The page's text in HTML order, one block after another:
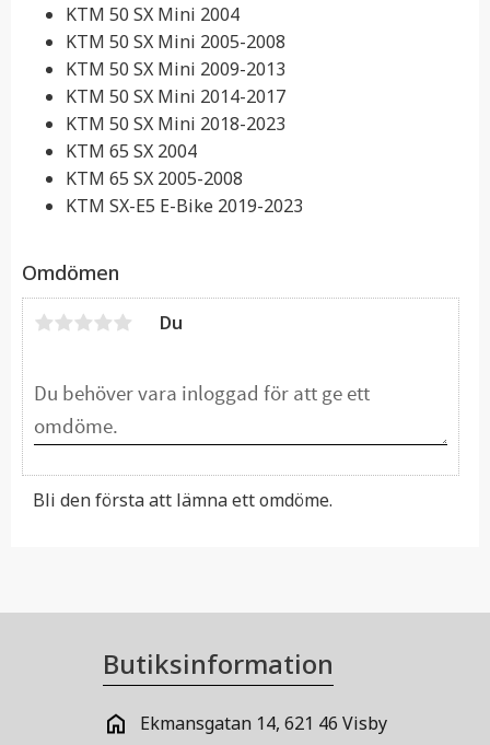
KTM 50 SX Mini 2004
KTM 50 SX Mini 2005-2008
KTM 50 SX Mini 2009-2013
KTM 50 SX Mini 2014-2017
KTM 50 SX Mini 2018-2023
KTM 65 SX 2004
KTM 65 SX 2005-2008
KTM SX-E5 E-Bike 2019-2023
Omdömen
Du
Bli den första att lämna ett omdöme.
Butiksinformation
Ekmansgatan 14, 621 46 Visby